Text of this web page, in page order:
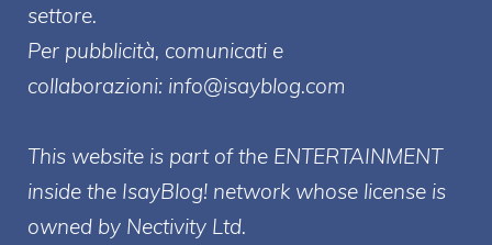
settore.
Per pubblicità, comunicati e
collaborazioni: info@isayblog.com
This website is part of the ENTERTAINMENT
inside the IsayBlog! network whose license is
owned by Nectivity Ltd.